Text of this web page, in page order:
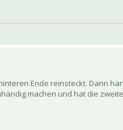
Ende reinsteckt. Dann
machen und hat die